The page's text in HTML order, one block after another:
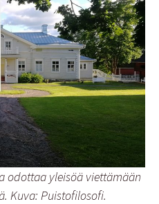
odottaa yleisöä viettämään
Kuva: Puistofilosofi.